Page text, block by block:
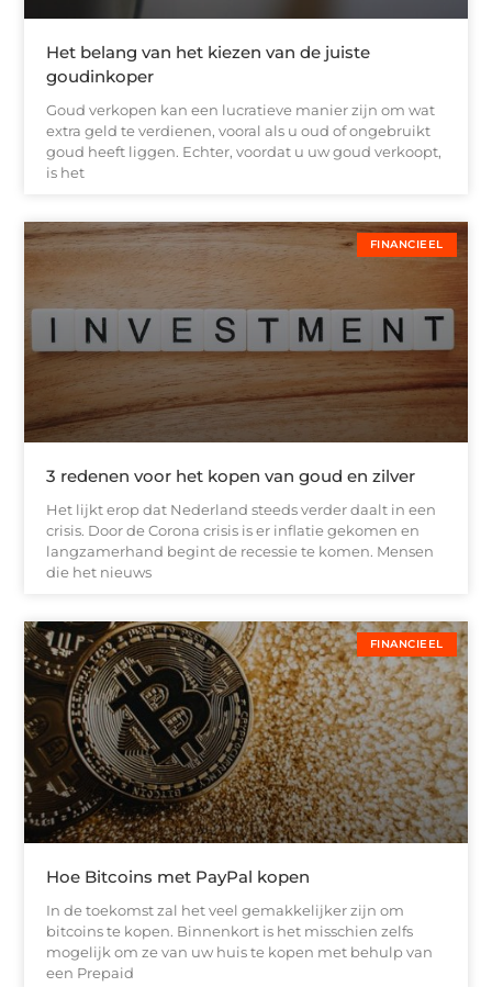
Het belang van het kiezen van de juiste
goudinkoper
Goud verkopen kan een lucratieve manier zijn om wat
extra geld te verdienen, vooral als u oud of ongebruikt
goud heeft liggen. Echter, voordat u uw goud verkoopt,
is het
FINANCIEEL
3 redenen voor het kopen van goud en zilver
Het lijkt erop dat Nederland steeds verder daalt in een
crisis. Door de Corona crisis is er inflatie gekomen en
langzamerhand begint de recessie te komen. Mensen
die het nieuws
FINANCIEEL
Hoe Bitcoins met PayPal kopen
In de toekomst zal het veel gemakkelijker zijn om
bitcoins te kopen. Binnenkort is het misschien zelfs
mogelijk om ze van uw huis te kopen met behulp van
een Prepaid